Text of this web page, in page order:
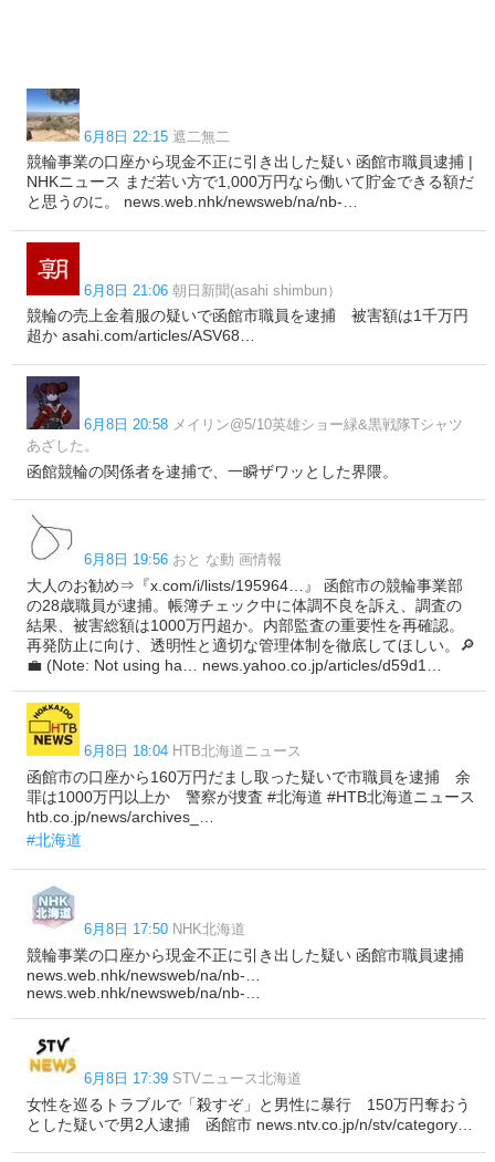
6月8日 22:15 遮二無二
競輪事業の口座から現金不正に引き出した疑い 函館市職員逮捕 |
NHKニュース まだ若い方で1,000万円なら働いて貯金できる額だ
と思うのに。 news.web.nhk/newsweb/na/nb-…
6月8日 21:06 朝日新聞(asahi shimbun）
競輪の売上金着服の疑いで函館市職員を逮捕 被害額は1千万円
超か asahi.com/articles/ASV68…
6月8日 20:58 メイリン@5/10英雄ショー緑&黒戦隊Tシャツ
あざした。
函館競輪の関係者を逮捕で、一瞬ザワッとした界隈。
6月8日 19:56 おと な動 画情報
大人のお勧め⇒『x.com/i/lists/195964…』 函館市の競輪事業部
の28歳職員が逮捕。帳簿チェック中に体調不良を訴え、調査の
結果、被害総額は1000万円超か。内部監査の重要性を再確認。
再発防止に向け、透明性と適切な管理体制を徹底してほしい。🔎
💼 (Note: Not using ha… news.yahoo.co.jp/articles/d59d1…
6月8日 18:04 HTB北海道ニュース
函館市の口座から160万円だまし取った疑いで市職員を逮捕 余
罪は1000万円以上か 警察が捜査 #北海道 #HTB北海道ニュース
htb.co.jp/news/archives_…
#北海道
6月8日 17:50 NHK北海道
競輪事業の口座から現金不正に引き出した疑い 函館市職員逮捕
news.web.nhk/newsweb/na/nb-…
news.web.nhk/newsweb/na/nb-…
6月8日 17:39 STVニュース北海道
女性を巡るトラブルで「殺すぞ」と男性に暴行 150万円奪おう
とした疑いで男2人逮捕 函館市 news.ntv.co.jp/n/stv/category…